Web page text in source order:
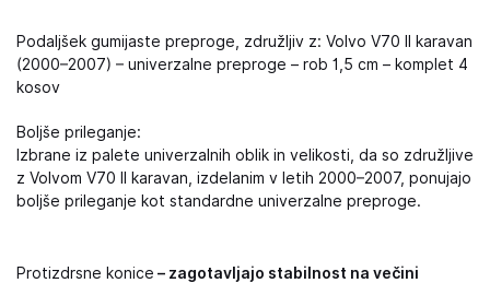
Podaljšek gumijaste preproge, združljiv z: Volvo V70 II karavan
(2000–2007) – univerzalne preproge – rob 1,5 cm – komplet 4
kosov
Boljše prileganje:
Izbrane iz palete univerzalnih oblik in velikosti, da so združljive
z Volvom V70 II karavan, izdelanim v letih 2000–2007, ponujajo
boljše prileganje kot standardne univerzalne preproge.
Protizdrsne konice – zagotavljajo stabilnost na večini